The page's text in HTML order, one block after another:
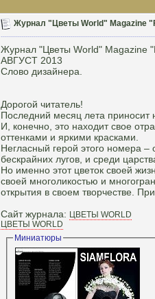
Журнал "Цветы World" Magazine
Журнал "Цветы World" Magazine
АВГУСТ 2013
Слово дизайнера.
Дорогой читатель!
Последний месяц лета приносит
И, конечно, это находит свое
оттенками и яркими красками.
Негласный герой этого номера
бескрайних лугов, и среди
Но именно этот цветок своей
своей многоликостью и
открытия в своем творчестве.
Сайт журнала: ЦВЕТЫ WORLD
ЦВЕТЫ WORLD
Миниатюры